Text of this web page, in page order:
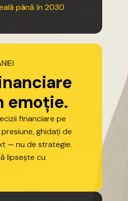
până în 2030
nanciare
emoție.
financiare pe
presiune, ghidați de
— nu de strategie.
lipsește cu